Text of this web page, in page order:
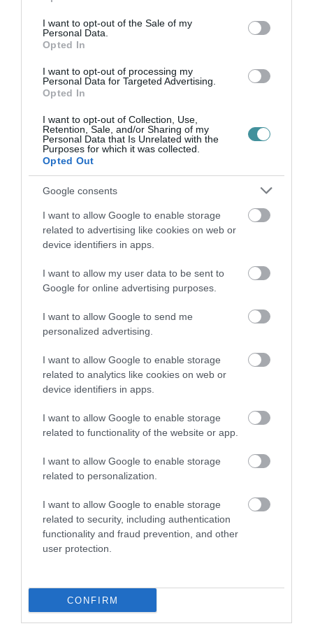
use your data for below specified purposes in below Google
consent section.
I want to opt-out of the Sale of my
Personal Data.
Opted In
I want to opt-out of processing my
Personal Data for Targeted Advertising.
Opted In
I want to opt-out of Collection, Use,
Retention, Sale, and/or Sharing of my
Personal Data that Is Unrelated with the
Purposes for which it was collected.
Opted Out
Google consents
I want to allow Google to enable storage
related to advertising like cookies on web or
device identifiers in apps.
I want to allow my user data to be sent to
Google for online advertising purposes.
I want to allow Google to send me
personalized advertising.
I want to allow Google to enable storage
related to analytics like cookies on web or
device identifiers in apps.
I want to allow Google to enable storage
related to functionality of the website or app.
I want to allow Google to enable storage
related to personalization.
I want to allow Google to enable storage
related to security, including authentication
functionality and fraud prevention, and other
user protection.
CONFIRM
Legfrissebb híreink
TÖBB MINT EGY HÓNAP IS LEHET, MIRE
TELJESEN ÚJRAINDUL A P...
2026. augusztus 07|
TANULJ NÉMETÜL OTTHONRÓL: A
DIGITÁLIS TANULÁS ELŐNYEI
2026. augusztus 07
LEÁLLÍTOTT SZOLGÁLTATÁSOK AZ EGRI...
2026. augusztus 07 Eger ügye
TÍZ ÉVE NEM VOLT ILYEN ALACSONY AZ
INFLÁCIÓ MAGYARORSZÁGON
2026. augusztus 07|Mindenki ügye
MINDHÁROM ÜTEMBEN DOLGOZNAK A 25-
ÖS FŐÚTON EGERBEN